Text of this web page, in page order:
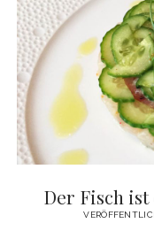
Der Fisch